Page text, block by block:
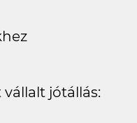
jótállás: